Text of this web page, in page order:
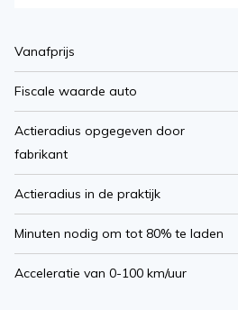
Vanafprijs
Fiscale waarde auto
Actieradius opgegeven door
fabrikant
Actieradius in de praktijk
Minuten nodig om tot 80% te laden
Acceleratie van 0-100 km/uur